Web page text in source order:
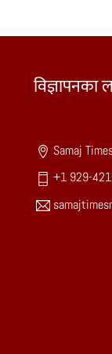
विज्ञापनका
Samaj
+1 929-